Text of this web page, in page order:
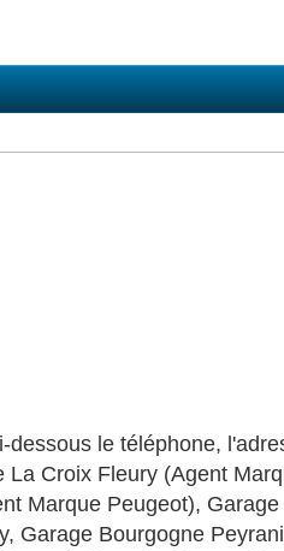
le téléphone,
Croix Fleury (Agent
Marque Peugeot),
Garage Bourgogne